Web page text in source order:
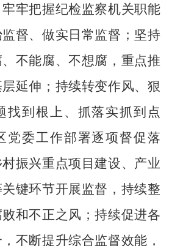
牢把握纪检监察机关职能
督、做实日常监督；坚持
不能腐、不想腐，重点推
延伸；持续转变作风、狠
找到根上、抓落实抓到点
党委工作部署逐项督促落
振兴重点项目建设、产业
键环节开展监督，持续整
和不正之风；持续促进各
不断提升综合监督效能，